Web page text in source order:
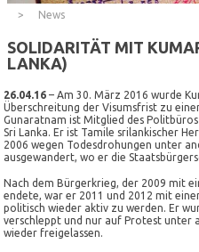
News
SOLIDARITÄT MIT
LANKA)
26.04.16 – Am 30. März 2016 wurde
Überschreitung der Visumsfrist zu
Gunaratnam ist Mitglied des Politbüros
Sri Lanka. Er ist Tamile srilankischer
2006 wegen Todesdrohungen unter
ausgewandert, wo er die
Nach dem Bürgerkrieg, der 2009 mit
endete, war er 2011 und 2012 mit
politisch wieder aktiv zu werden. Er
verschleppt und nur auf Protest unter
wieder freigelassen.